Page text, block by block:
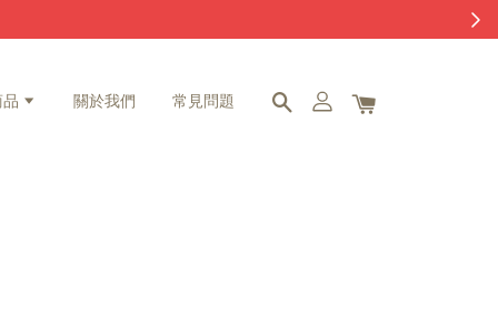
品 關於我們 常見問題